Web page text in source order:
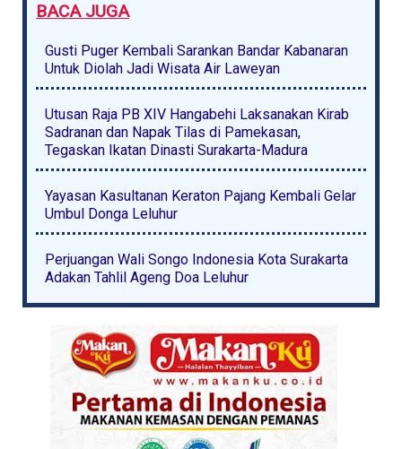
BACA JUGA
Gusti Puger Kembali Sarankan Bandar Kabanaran
Untuk Diolah Jadi Wisata Air Laweyan
Utusan Raja PB XIV Hangabehi Laksanakan Kirab
Sadranan dan Napak Tilas di Pamekasan,
Tegaskan Ikatan Dinasti Surakarta-Madura
Yayasan Kasultanan Keraton Pajang Kembali Gelar
Umbul Donga Leluhur
Perjuangan Wali Songo Indonesia Kota Surakarta
Adakan Tahlil Ageng Doa Leluhur